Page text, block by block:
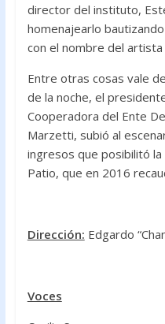
director del instituto,
homenajearlo
con el nombre del
Entre otras cosas vale
de la noche, el
Cooperadora del Ente
Marzetti, subió al
ingresos que posibilitó la
Patio, que en 2016
Dirección: Edgardo
Voces